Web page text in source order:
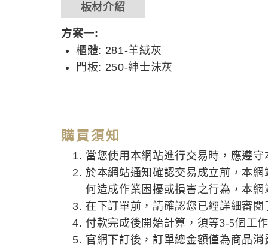
板材介紹
方案一:
櫃體: 281-羊絨灰
門板: 250-紳士沫灰
購買須知
當您使用本網站進行交易時，應遵
於本網站通知確認交易成立前，本
何造成作業困擾或損害之行為，本
在下訂單前，請確認您已經詳細審
付款完成後開始計算，須等3-5個工
官網下訂後，訂單總金額僅為商品